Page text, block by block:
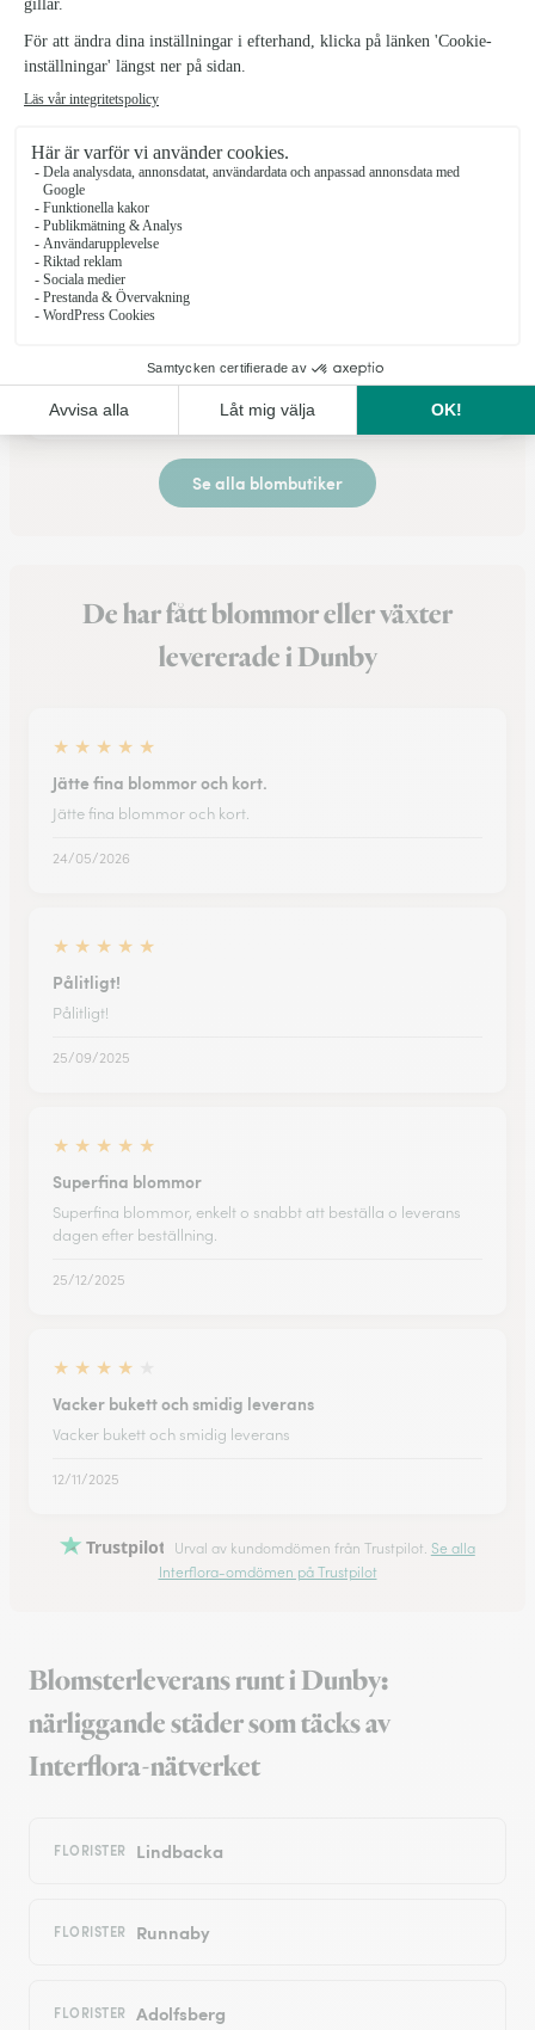
Lilla Blomsterboden
Hallsberg
Se butiken
Se alla blombutiker
De har fått blommor eller växter
levererade i Dunby
★ ★ ★ ★ ★
Jätte fina blommor och kort.
Jätte fina blommor och kort.
24/05/2026
★ ★ ★ ★ ★
Pålitligt!
Pålitligt!
25/09/2025
★ ★ ★ ★ ★
Superfina blommor
Superfina blommor, enkelt o snabbt att beställa o leverans
dagen efter beställning.
25/12/2025
★ ★ ★ ★
Vacker bukett och smidig leverans
Vacker bukett och smidig leverans
12/11/2025
Trustpilot Urval av kundomdömen från Trustpilot. Se alla
Interflora-omdömen på Trustpilot
Blomsterleverans runt i Dunby:
närliggande städer som täcks av
Interflora-nätverket
FLORISTER Lindbacka
FLORISTER Runnaby
FLORISTER Adolfsberg